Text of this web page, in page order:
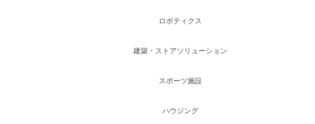
ロボティクス
建築・ストアソリューション
スポーツ施設
ハウジング